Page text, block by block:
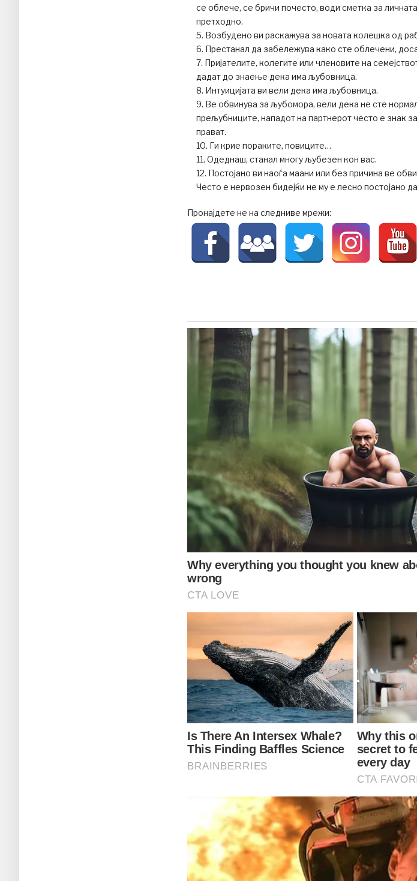
се облече, се бричи почесто, води сметка за
претходно.
Возбудено ви раскажува за новата колешка од
Престанал да забележува како сте облечени,
Пријателите, колегите или членовите на
дадат до знаење дека има љубовница.
Интуицијата ви вели дека има љубовница.
Ве обвинува за љубомора, вели дека не сте
прељубниците, нападот на партнерот често е знак
прават.
Ги крие пораките, повиците…
Одеднаш, станал многу љубезен кон вас.
Постојано ви наоѓа маани или без причина ве
Често е нервозен бидејќи не му е лесно постојано
Пронајдете не на следниве мрежи: